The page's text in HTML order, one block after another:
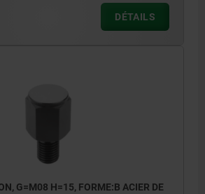
DÉTAILS
G=M08 H=15, FORME:B ACIER DE